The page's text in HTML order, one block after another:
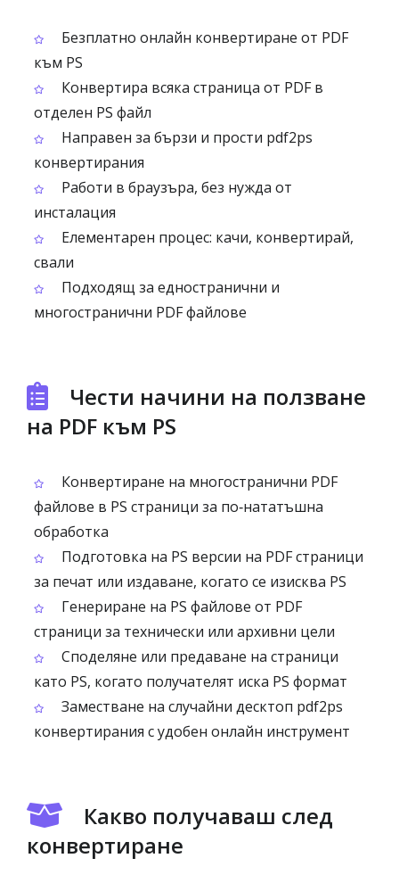
Безплатно онлайн конвертиране от PDF
към PS
Конвертира всяка страница от PDF в
отделен PS файл
Направен за бързи и прости pdf2ps
конвертирания
Работи в браузъра, без нужда от
инсталация
Елементарен процес: качи, конвертирай,
свали
Подходящ за едностранични и
многостранични PDF файлове
Чести начини на ползване
на PDF към PS
Конвертиране на многостранични PDF
файлове в PS страници за по‑нататъшна
обработка
Подготовка на PS версии на PDF страници
за печат или издаване, когато се изисква PS
Генериране на PS файлове от PDF
страници за технически или архивни цели
Споделяне или предаване на страници
като PS, когато получателят иска PS формат
Заместване на случайни десктоп pdf2ps
конвертирания с удобен онлайн инструмент
Какво получаваш след
конвертиране